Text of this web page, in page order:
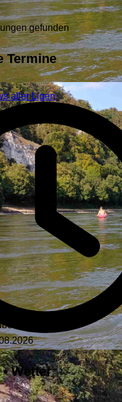
gefunden
Termine
aller Ligen
Wetter